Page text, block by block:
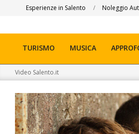
Esperienze in Salento Noleggio
Navigation
Menu
TURISMO MUSICA
Video Salento.it